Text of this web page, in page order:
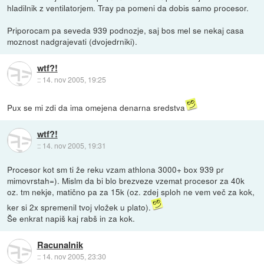
hladilnik z ventilatorjem. Tray pa pomeni da dobis samo procesor.
Priporocam pa seveda 939 podnozje, saj bos mel se nekaj casa
moznost nadgrajevati (dvojedrniki).
wtf?!
:: 14. nov 2005, 19:25
Pux se mi zdi da ima omejena denarna sredstva
wtf?!
:: 14. nov 2005, 19:31
Procesor kot sm ti že reku vzam athlona 3000+ box 939 pr
mimovrstah=). Mislm da bi blo brezveze vzemat procesor za 40k
oz. tm nekje, matično pa za 15k (oz. zdej sploh ne vem več za kok,
ker si 2x spremenil tvoj vložek u plato).
Še enkrat napiš kaj rabš in za kok.
Racunalnik
:: 14. nov 2005, 23:30